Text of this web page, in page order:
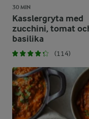
30 MIN
Kasslergryta med
zucchini, tomat
basilika
(114)